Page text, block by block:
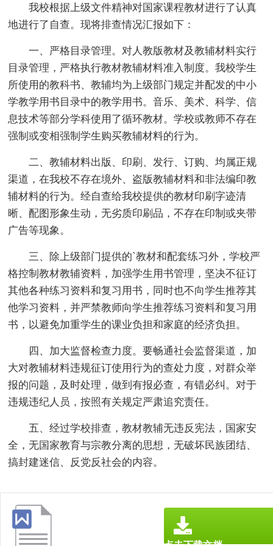
我校根据上级文件精神对国家课程教材进行了认真
地进行了自查。现将排查情况汇报如下：
一、严格目录管理。对人教版教材及教辅材料实行
目录管理，严格执行教材教辅材料准入制度。我校学生
所使用的教科书、教辅均为上级部门规定并配发的中小
学教学用书目录中的教学用书。音乐、美术、科学、信
息技术等部分学科使用了循环教材。学校或教师不存在
强制或变相强制学生购买教辅材料的行为。
二、教辅材料出版、印刷、发行、订购、均属正规
渠道，在我校不存在境外、盗版教辅材料和非法编印教
辅材料的行为。经自查给我校提供的教材印刷字迹清
晰、配图形象生动，无劣质印刷品，不存在印制或夹带
广告等现象。
三、除上级部门提供的`教材和配套练习外，学校严
格控制教材教辅资料，加强学生用书管理，坚决不征订
其他各种练习资料和复习用书，同时也不向学生推荐其
他学习资料，并严禁教师向学生推荐练习资料和复习用
书，以避免加重学生的课业负担和家庭的经济负担。
四、加大监督检查力度。要畅通社会监督渠道，加
大对教辅材料违规征订使用行为的查处力度，对群众举
报的问题，及时处理，做到有报必查，有错必纠。对于
违规违纪人员，按照有关规定严肃追究责任。
五、经过学校排查，教材教辅无违反宪法，国家安
全，无国家教育与宗教分离的思想，无破坏民族团结、
搞封建迷信、反党反社会的内容。